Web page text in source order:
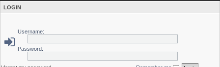
LOGIN
Username:
Password: